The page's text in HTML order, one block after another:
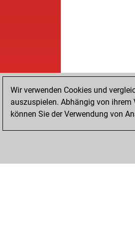
Wir verwenden Cookies und
auszuspielen. Abhängig von ihrem
können Sie der Verwendung von